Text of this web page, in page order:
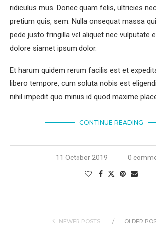
ridiculus mus. Donec quam felis, ultricies
pretium quis, sem. Nulla onsequat massa
pede justo fringilla vel aliquet nec vulputate
dolore siamet ipsum dolor.
Et harum quidem rerum facilis est et
libero tempore, cum soluta nobis est
nihil impedit quo minus id quod maxime
CONTINUE READING
11 October 2019 0
NEWER POSTS OLDER